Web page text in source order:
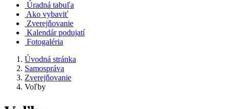
Úradná tabuľa
Ako vybaviť
Zverejňovanie
Kalendár podujatí
Fotogaléria
Úvodná stránka
Samospráva
Zverejňovanie
Voľby